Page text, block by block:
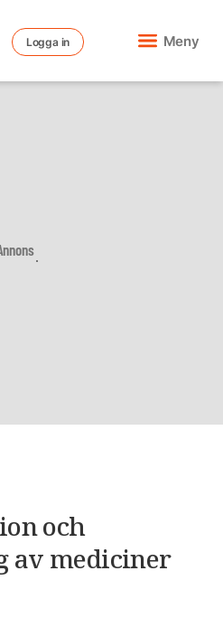
Logga in Meny
och
av mediciner